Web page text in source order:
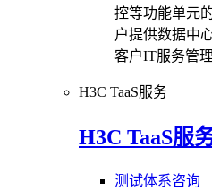
控等功能单元
户提供数据中
客户IT服务管理
H3C TaaS服务
H3C TaaS服
测试体系咨询